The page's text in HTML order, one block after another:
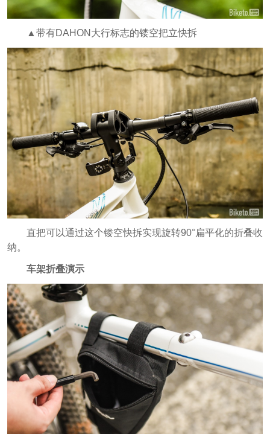
▲带有DAHON大行标志的镂空把立快拆
直把可以通过这个镂空快拆实现旋转90°扁平化的折叠收
纳。
车架折叠演示